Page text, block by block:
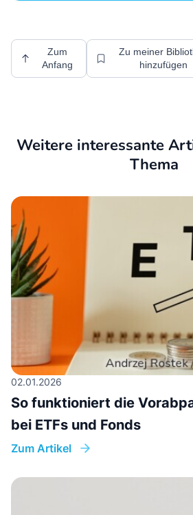
Zum
Anfang
Zu meiner
hinzufügen
Weitere interessante
Thema
02.01.2026
So funktioniert die
bei ETFs und Fonds
Zum Artikel